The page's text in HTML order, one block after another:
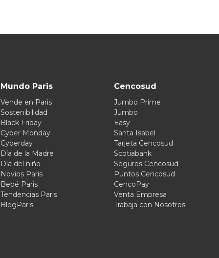
Mundo Paris
Vende en Paris
Sostenibilidad
Black Friday
Cyber Monday
Cyberday
Día de la Madre
Día del niño
Novios Paris
Bebé Paris
Tendencias Paris
BlogParis
Cencosud
Jumbo Prime
Jumbo
Easy
Santa Isabel
Tarjeta Cencosud
Scotiabank
Seguros Cencosud
Puntos Cencosud
CencoPay
Venta Empresa
Trabaja con Nosotros